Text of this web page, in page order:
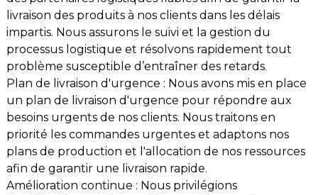
livraison des produits à nos clients dans les délais
impartis. Nous assurons le suivi et la gestion du
processus logistique et résolvons rapidement tout
problème susceptible d’entraîner des retards.
Plan de livraison d'urgence : Nous avons mis en place
un plan de livraison d'urgence pour répondre aux
besoins urgents de nos clients. Nous traitons en
priorité les commandes urgentes et adaptons nos
plans de production et l'allocation de nos ressources
afin de garantir une livraison rapide.
Amélioration continue : Nous privilégions